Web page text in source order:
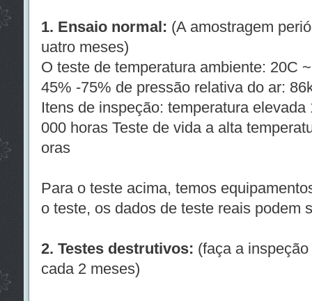
1. Ensaio normal: (A amostragem
uatro meses)
O teste de temperatura ambiente: 20C
45% -75% de pressão relativa do ar:
Itens de inspeção: temperatura
000 horas Teste de vida a alta
oras
Para o teste acima, temos
o teste, os dados de teste reais podem
2. Testes destrutivos: (faça a
cada 2 meses)